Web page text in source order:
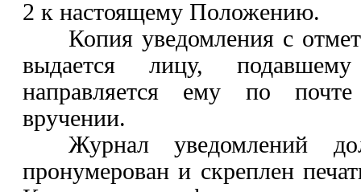
2 к настоящему Положению.
Копия уведомления с
выдается лицу,
направляется ему по
вручении.
Журнал уведомлений
пронумерован и скреплен